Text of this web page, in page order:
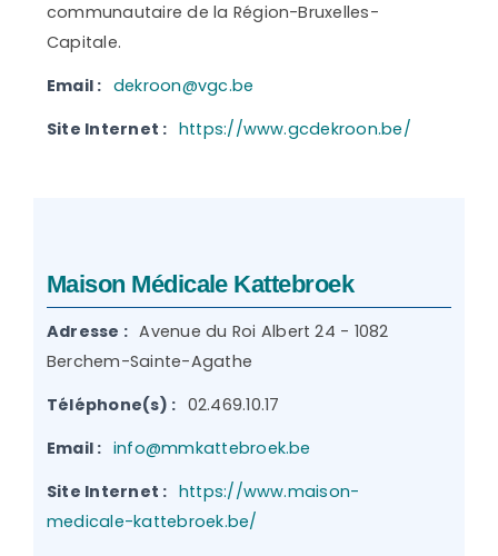
communautaire de la Région-Bruxelles-
Capitale.
Email : dekroon@vgc.be
Site Internet : https://www.gcdekroon.be/
Maison Médicale Kattebroek
Adresse : Avenue du Roi Albert 24 - 1082
Berchem-Sainte-Agathe
Téléphone(s) : 02.469.10.17
Email : info@mmkattebroek.be
Site Internet : https://www.maison-
medicale-kattebroek.be/